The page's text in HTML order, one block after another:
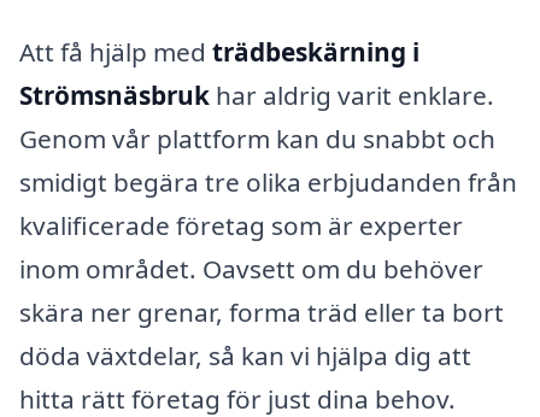
Att få hjälp med trädbeskärning i
Strömsnäsbruk har aldrig varit enklare.
Genom vår plattform kan du snabbt och
smidigt begära tre olika erbjudanden från
kvalificerade företag som är experter
inom området. Oavsett om du behöver
skära ner grenar, forma träd eller ta bort
döda växtdelar, så kan vi hjälpa dig att
hitta rätt företag för just dina behov.